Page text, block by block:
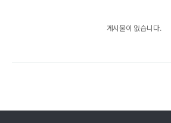
게시물이 없습니다.